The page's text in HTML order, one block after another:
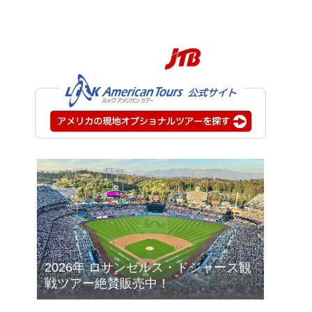
2026年 ロサンゼルス・ドジャース観
戦ツアー絶賛販売中！